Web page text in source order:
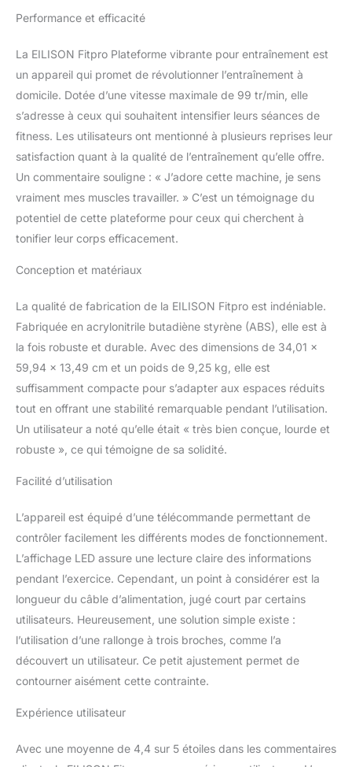
Performance et efficacité
La EILISON Fitpro Plateforme vibrante pour entraînement est
un appareil qui promet de révolutionner l’entraînement à
domicile. Dotée d’une vitesse maximale de 99 tr/min, elle
s’adresse à ceux qui souhaitent intensifier leurs séances de
fitness. Les utilisateurs ont mentionné à plusieurs reprises leur
satisfaction quant à la qualité de l’entraînement qu’elle offre.
Un commentaire souligne : « J’adore cette machine, je sens
vraiment mes muscles travailler. » C’est un témoignage du
potentiel de cette plateforme pour ceux qui cherchent à
tonifier leur corps efficacement.
Conception et matériaux
La qualité de fabrication de la EILISON Fitpro est indéniable.
Fabriquée en acrylonitrile butadiène styrène (ABS), elle est à
la fois robuste et durable. Avec des dimensions de 34,01 x
59,94 x 13,49 cm et un poids de 9,25 kg, elle est
suffisamment compacte pour s’adapter aux espaces réduits
tout en offrant une stabilité remarquable pendant l’utilisation.
Un utilisateur a noté qu’elle était « très bien conçue, lourde et
robuste », ce qui témoigne de sa solidité.
Facilité d’utilisation
L’appareil est équipé d’une télécommande permettant de
contrôler facilement les différents modes de fonctionnement.
L’affichage LED assure une lecture claire des informations
pendant l’exercice. Cependant, un point à considérer est la
longueur du câble d’alimentation, jugé court par certains
utilisateurs. Heureusement, une solution simple existe :
l’utilisation d’une rallonge à trois broches, comme l’a
découvert un utilisateur. Ce petit ajustement permet de
contourner aisément cette contrainte.
Expérience utilisateur
Avec une moyenne de 4,4 sur 5 étoiles dans les commentaires